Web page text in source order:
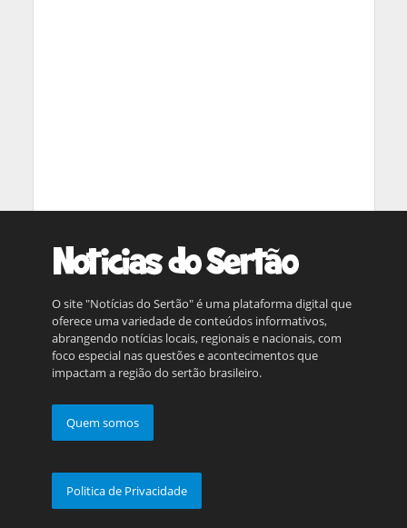
O site "Notícias do Sertão" é uma plataforma digital que
oferece uma variedade de conteúdos informativos,
abrangendo notícias locais, regionais e nacionais, com
foco especial nas questões e acontecimentos que
impactam a região do sertão brasileiro.
Quem somos
Politica de Privacidade